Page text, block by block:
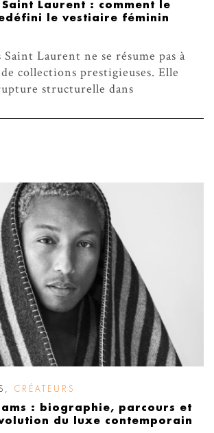
Saint Laurent : comment le
le vestiaire féminin
Saint Laurent ne se résume pas à
collections prestigieuses. Elle
structurelle dans
CRÉATEURS
: biographie, parcours et
du luxe contemporain